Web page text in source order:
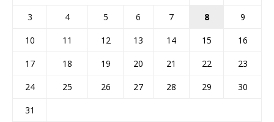
3
4 5 6 7 8
9
10
11 12 13 14 15
16
17
18 19 20 21 22
23
24
25 26 27 28 29
30
31